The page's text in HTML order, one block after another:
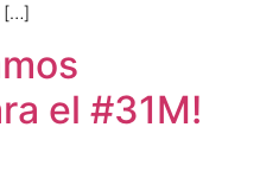
[…]
el #31M!